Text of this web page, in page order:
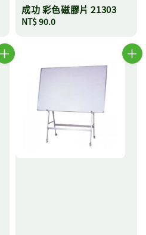
成功 彩色磁膠片 21303
Regular
NT$ 90.0